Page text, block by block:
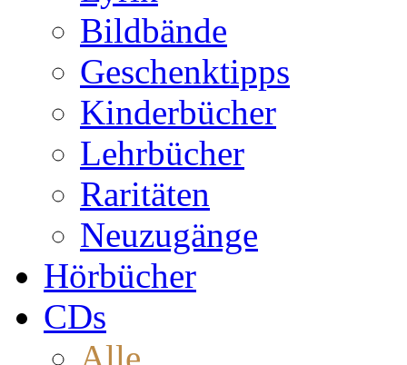
Bildbände
Geschenktipps
Kinderbücher
Lehrbücher
Raritäten
Neuzugänge
Hörbücher
CDs